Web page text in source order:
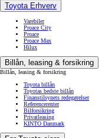
Toyota Erhverv
Varebiler
Proace City
Proace
Proace Max
Hilux
Billån, leasing & forsikring
Billån, leasing & forsikring
Toyota billån
Toyotas bedste billån
Finanstilsynets redegørelser
Referencerenter
Bilforsikring
Privatleasing
KINTO Danmark